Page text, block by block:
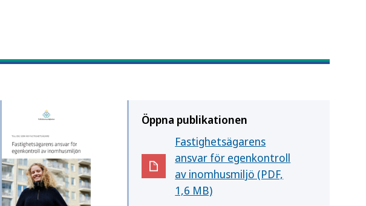
Öppna publikationen
Fastighetsägarens
ansvar för egenkontroll
av inomhusmiljö (PDF,
1,6 MB)
(Öppnas i nytt fönster)